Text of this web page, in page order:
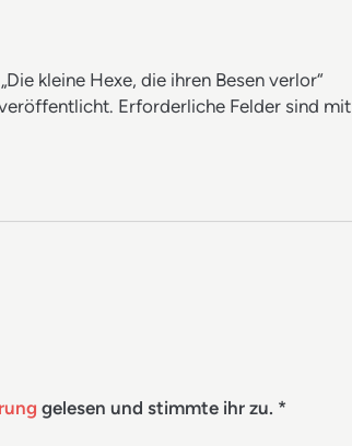
kleine Hexe, die ihren Besen verlor“
Erforderliche Felder sind mit
gelesen und stimmte ihr zu. *